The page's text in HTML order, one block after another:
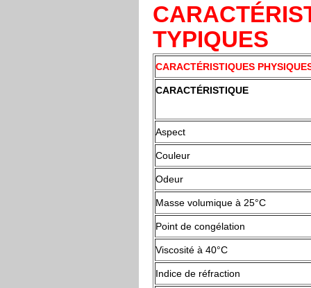
TYPIQUES
CARACTÉRISTIQUES
CARACTÉRISTIQUE
Aspect
Couleur
Odeur
Masse volumique à 25°C
Point de congélation
Viscosité à 40°C
Indice de réfraction